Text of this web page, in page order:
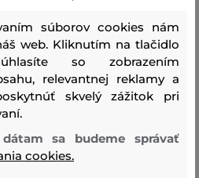
€
€
169,90 €
84,90 €
Dostupné veľkosti:
L
súborov cookies nám
web. Kliknutím na tlačidlo
so zobrazením
relevantnej reklamy a
skvelý zážitok pri
sa budeme správať
cookies.